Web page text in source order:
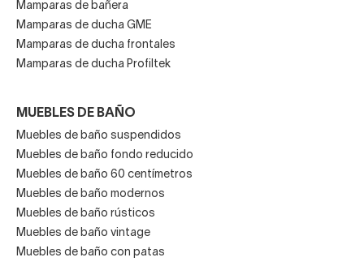
Mamparas de bañera
Mamparas de ducha GME
Mamparas de ducha frontales
Mamparas de ducha Profiltek
MUEBLES DE BAÑO
Muebles de baño suspendidos
Muebles de baño fondo reducido
Muebles de baño 60 centímetros
Muebles de baño modernos
Muebles de baño rústicos
Muebles de baño vintage
Muebles de baño con patas